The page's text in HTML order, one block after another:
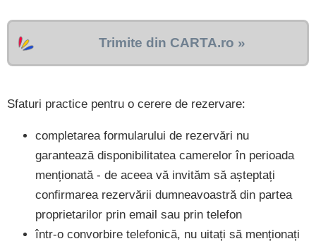
Trimite din CARTA.ro »
Sfaturi practice pentru o cerere de rezervare:
completarea formularului de rezervări nu
garantează disponibilitatea camerelor în perioada
menționată - de aceea vă invităm să așteptați
confirmarea rezervării dumneavoastră din partea
proprietarilor prin email sau prin telefon
într-o convorbire telefonică, nu uitați să menționați